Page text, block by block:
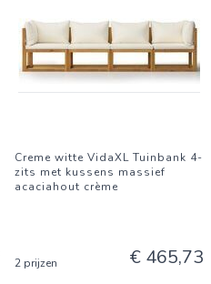
Creme witte VidaXL Tuinbank 4-
zits met kussens massief
acaciahout crème
2 prijzen € 465,73